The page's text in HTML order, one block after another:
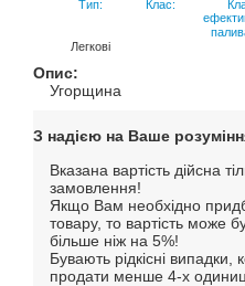
Тип:
Легкові
Клас:
Опис:
Угорщина
З надією на Ваше
Вказана вартість дійсна
замовлення!
Якщо Вам необхідно
товару, то вартість може
більше ніж на 5%!
Бувають рідкісні
продати менше 4-х